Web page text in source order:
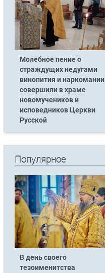
Молебное пение о
страждущих недугами
винопития и наркомании
совершили в храме
новомучеников и
исповедников Церкви
Русской
Популярное
В день своего
тезоименитства